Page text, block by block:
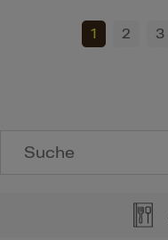
1 2 3